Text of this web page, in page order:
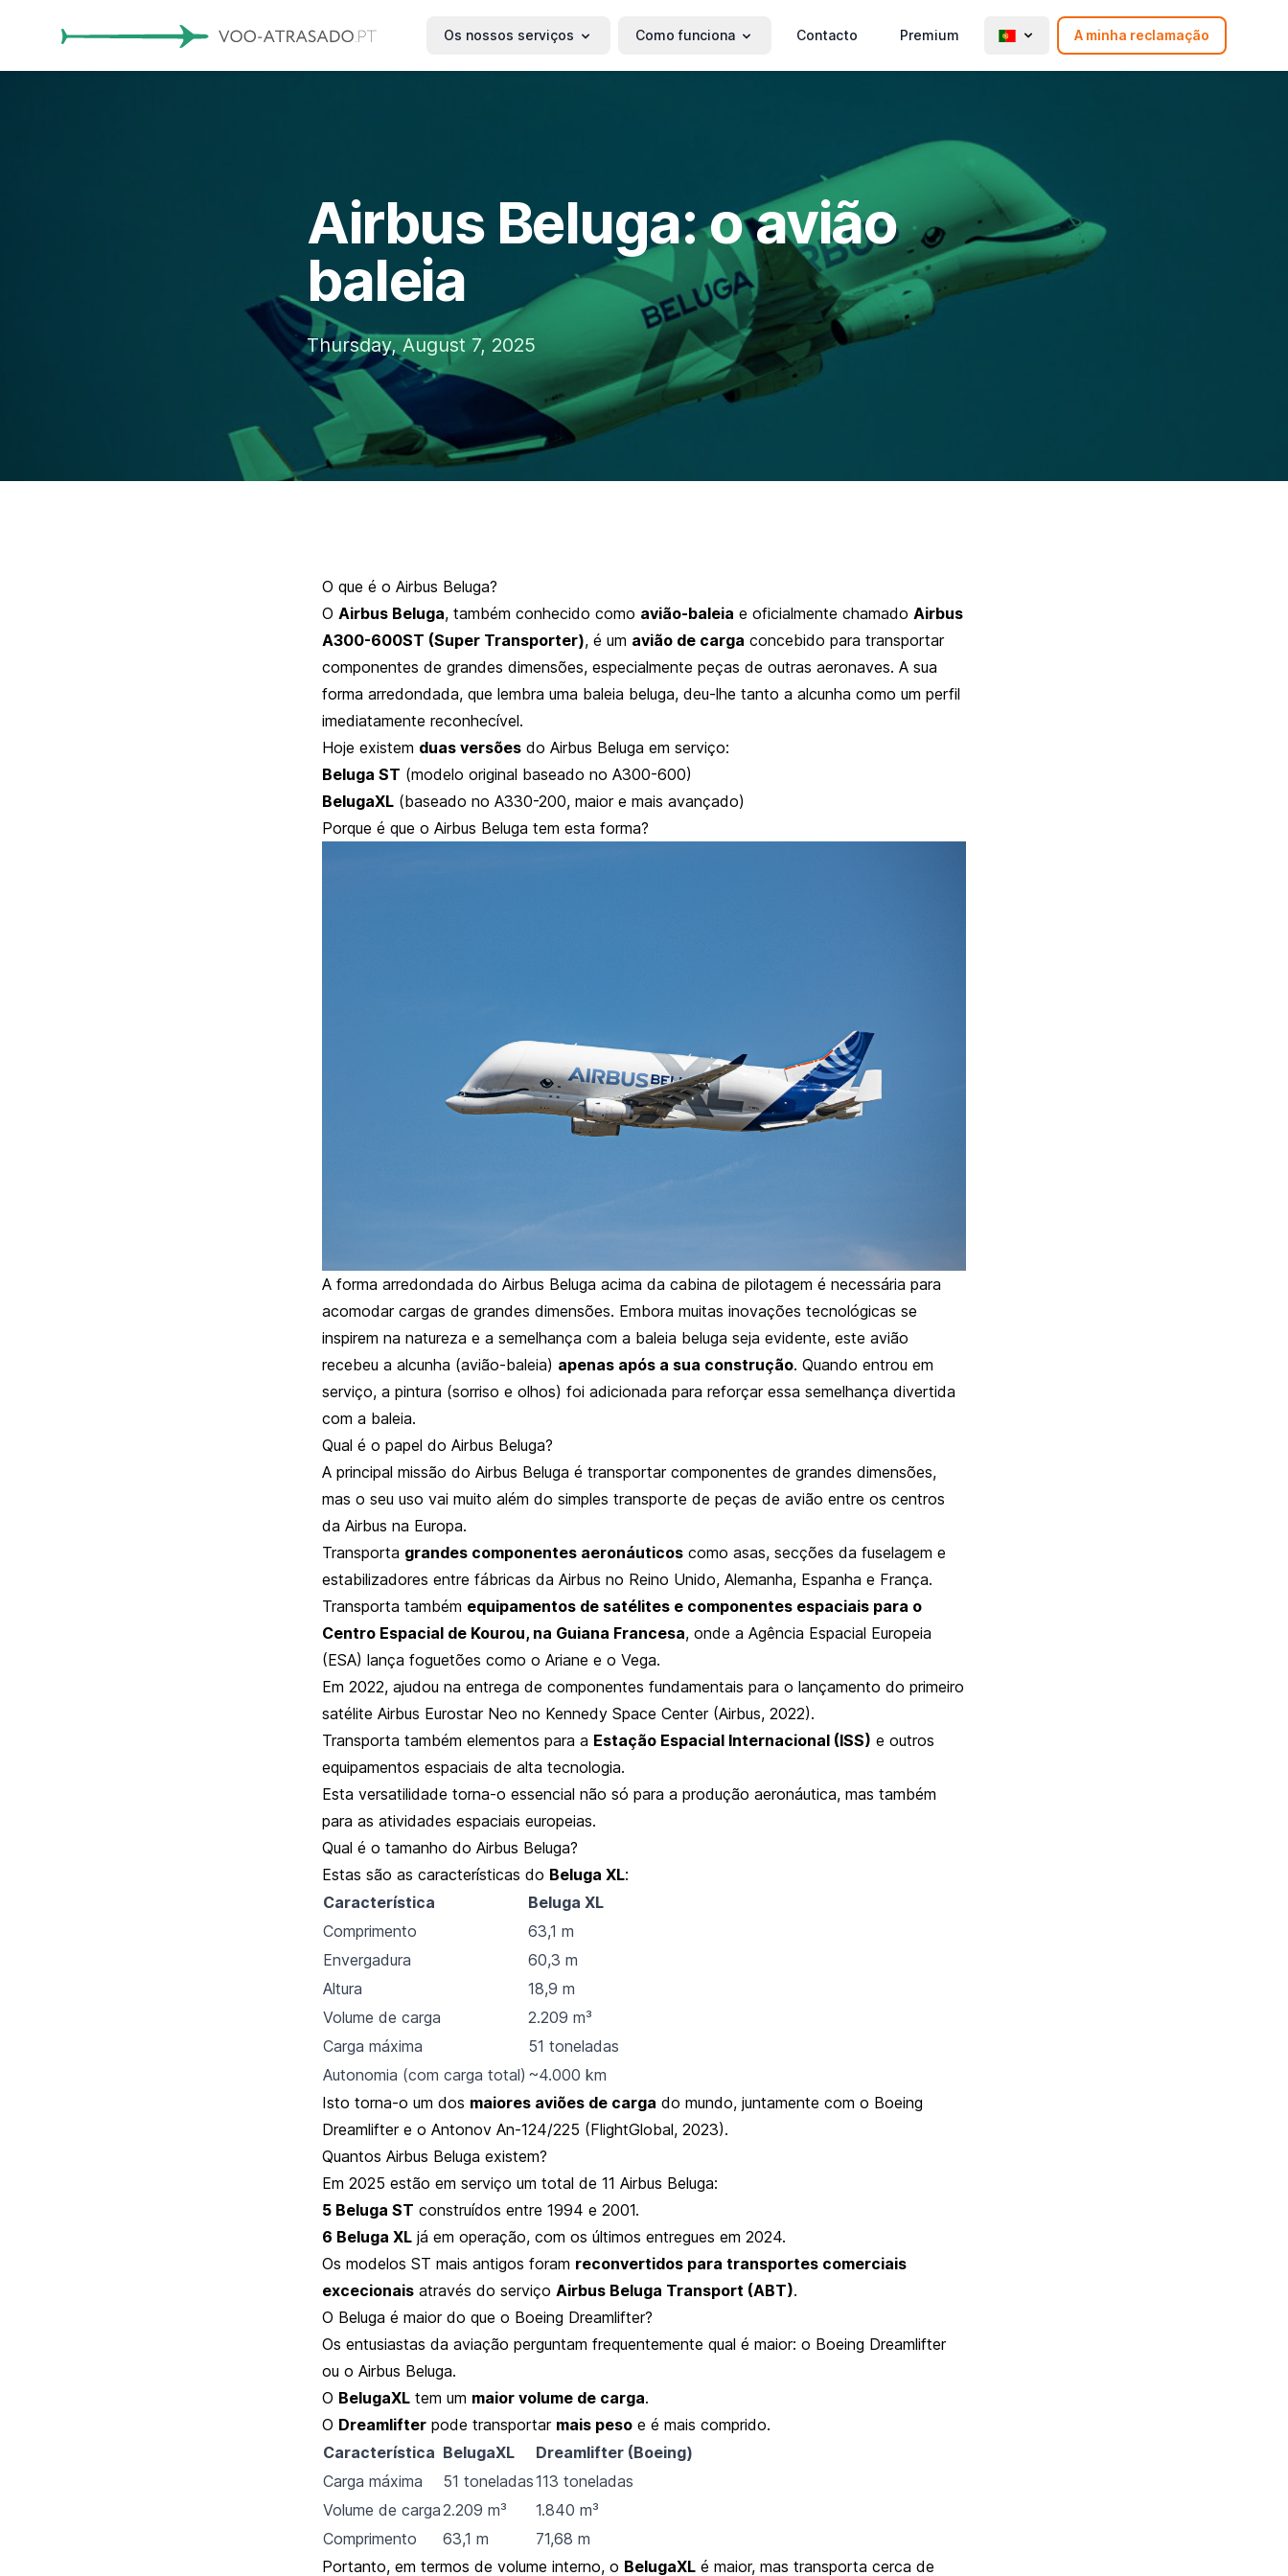
Os nossos serviços Como funciona Contacto Premium A minha reclamação
Airbus Beluga: o avião
baleia
Thursday, August 7, 2025
O que é o Airbus Beluga?
O Airbus Beluga, também conhecido como avião-baleia e oficialmente chamado Airbus
A300-600ST (Super Transporter), é um avião de carga concebido para transportar
componentes de grandes dimensões, especialmente peças de outras aeronaves. A sua
forma arredondada, que lembra uma baleia beluga, deu-lhe tanto a alcunha como um perfil
imediatamente reconhecível.
Hoje existem duas versões do Airbus Beluga em serviço:
Beluga ST (modelo original baseado no A300-600)
BelugaXL (baseado no A330-200, maior e mais avançado)
Porque é que o Airbus Beluga tem esta forma?
A forma arredondada do Airbus Beluga acima da cabina de pilotagem é necessária para
acomodar cargas de grandes dimensões. Embora muitas inovações tecnológicas se
inspirem na natureza e a semelhança com a baleia beluga seja evidente, este avião
recebeu a alcunha (avião-baleia) apenas após a sua construção. Quando entrou em
serviço, a pintura (sorriso e olhos) foi adicionada para reforçar essa semelhança divertida
com a baleia.
Qual é o papel do Airbus Beluga?
A principal missão do Airbus Beluga é transportar componentes de grandes dimensões,
mas o seu uso vai muito além do simples transporte de peças de avião entre os centros
da Airbus na Europa.
Transporta grandes componentes aeronáuticos como asas, secções da fuselagem e
estabilizadores entre fábricas da Airbus no Reino Unido, Alemanha, Espanha e França.
Transporta também equipamentos de satélites e componentes espaciais para o
Centro Espacial de Kourou, na Guiana Francesa, onde a Agência Espacial Europeia
(ESA) lança foguetões como o Ariane e o Vega.
Em 2022, ajudou na entrega de componentes fundamentais para o lançamento do primeiro
satélite Airbus Eurostar Neo no Kennedy Space Center (Airbus, 2022).
Transporta também elementos para a Estação Espacial Internacional (ISS) e outros
equipamentos espaciais de alta tecnologia.
Esta versatilidade torna-o essencial não só para a produção aeronáutica, mas também
para as atividades espaciais europeias.
Qual é o tamanho do Airbus Beluga?
Estas são as características do Beluga XL:
Característica
Beluga XL
Comprimento
63,1 m
Envergadura
60,3 m
Altura
18,9 m
Volume de carga
2.209 m³
Carga máxima
51 toneladas
Autonomia (com carga total) ~4.000 km
Isto torna-o um dos maiores aviões de carga do mundo, juntamente com o Boeing
Dreamlifter e o Antonov An-124/225 (FlightGlobal, 2023).
Quantos Airbus Beluga existem?
Em 2025 estão em serviço um total de 11 Airbus Beluga:
5 Beluga ST construídos entre 1994 e 2001.
6 Beluga XL já em operação, com os últimos entregues em 2024.
Os modelos ST mais antigos foram reconvertidos para transportes comerciais
excecionais através do serviço Airbus Beluga Transport (ABT).
O Beluga é maior do que o Boeing Dreamlifter?
Os entusiastas da aviação perguntam frequentemente qual é maior: o Boeing Dreamlifter
ou o Airbus Beluga.
O BelugaXL tem um maior volume de carga.
O Dreamlifter pode transportar mais peso e é mais comprido.
Característica BelugaXL
Dreamlifter (Boeing)
Carga máxima
51 toneladas113 toneladas
Volume de carga 2.209 m³
1.840 m³
Comprimento
63,1 m
71,68 m
Portanto, em termos de volume interno, o BelugaXL é maior, mas transporta cerca de